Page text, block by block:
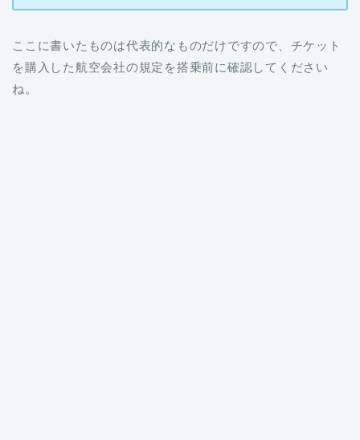
ここに書いたものは代表的なものだけですので、チケット
を購入した航空会社の規定を搭乗前に確認してください
ね。